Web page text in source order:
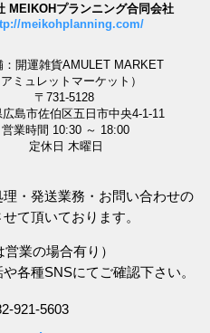
MEIKOHプランニング合同会社
meikohplanning.com/
：開運雑貨AMULET MARKET
アミュレットマーケット）
〒731-5128
広島市佐伯区五日市中央4-1-11
営業時間 10:30 ～ 18:00
定休日 木曜日
・発送業務・お問い合わせの
て頂いております。
業の場合有り）
各種SNSにてご確認下さい。
921-5603